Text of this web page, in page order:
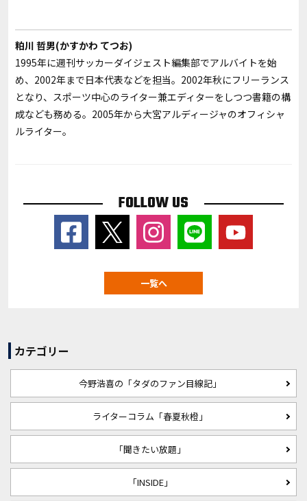
粕川 哲男(かすかわ てつお)
1995年に週刊サッカーダイジェスト編集部でアルバイトを始
め、2002年まで日本代表などを担当。2002年秋にフリーランス
となり、スポーツ中心のライター兼エディターをしつつ書籍の構
成なども務める。2005年から大宮アルディージャのオフィシャ
ルライター。
FOLLOW US
一覧へ
カテゴリー
今野浩喜の「タダのファン目線記」
ライターコラム「春夏秋橙」
「聞きたい放題」
「INSIDE」